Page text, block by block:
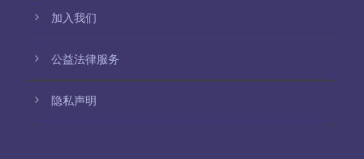
加入我们
公益法律服务
隐私声明